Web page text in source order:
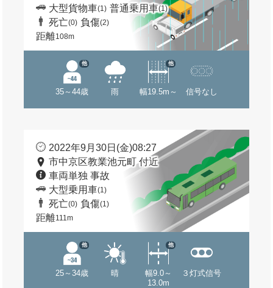
大型貨物車(1) 普通乗用車(1)
死亡(0) 負傷(2)
距離108m
35～44歳
他
雨 幅19.5m～
他
信号なし
2022年9月30日(金)08:27
市中京区教業池元町 付近
車両単独 事故
大型乗用車(1)
死亡(0) 負傷(1)
距離111m
25～34歳
他
晴
幅9.0～
13.0m
他
３灯式信号